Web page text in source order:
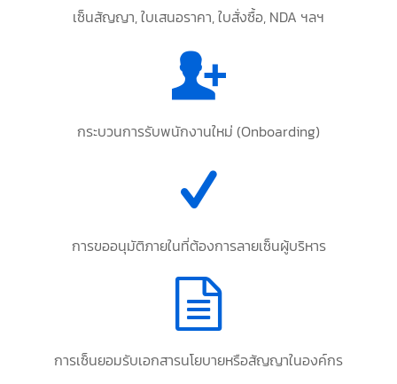
เซ็นสัญญา, ใบเสนอราคา, ใบสั่งซื้อ, NDA ฯลฯ
กระบวนการรับพนักงานใหม่ (Onboarding)
การขออนุมัติภายในที่ต้องการลายเซ็นผู้บริหาร
การเซ็นยอมรับเอกสารนโยบายหรือสัญญาในองค์กร